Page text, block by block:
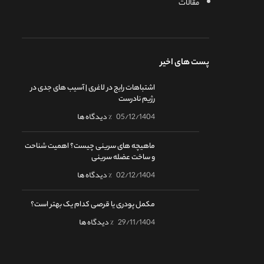
پست های اخیر
اشتباهات رایج در لاغری | آسیب های جدی در
رژیم نادرست
05/12/1404 % دیدگاه ها
ماهیچه‌ های سرینی چیست؟ اهمیت شناحت
و ساخت عضله سرینی
02/12/1404 % دیدگاه ها
مکمل پودری یا قرصی کدام یک بهتر است؟
29/11/1404 % دیدگاه ها